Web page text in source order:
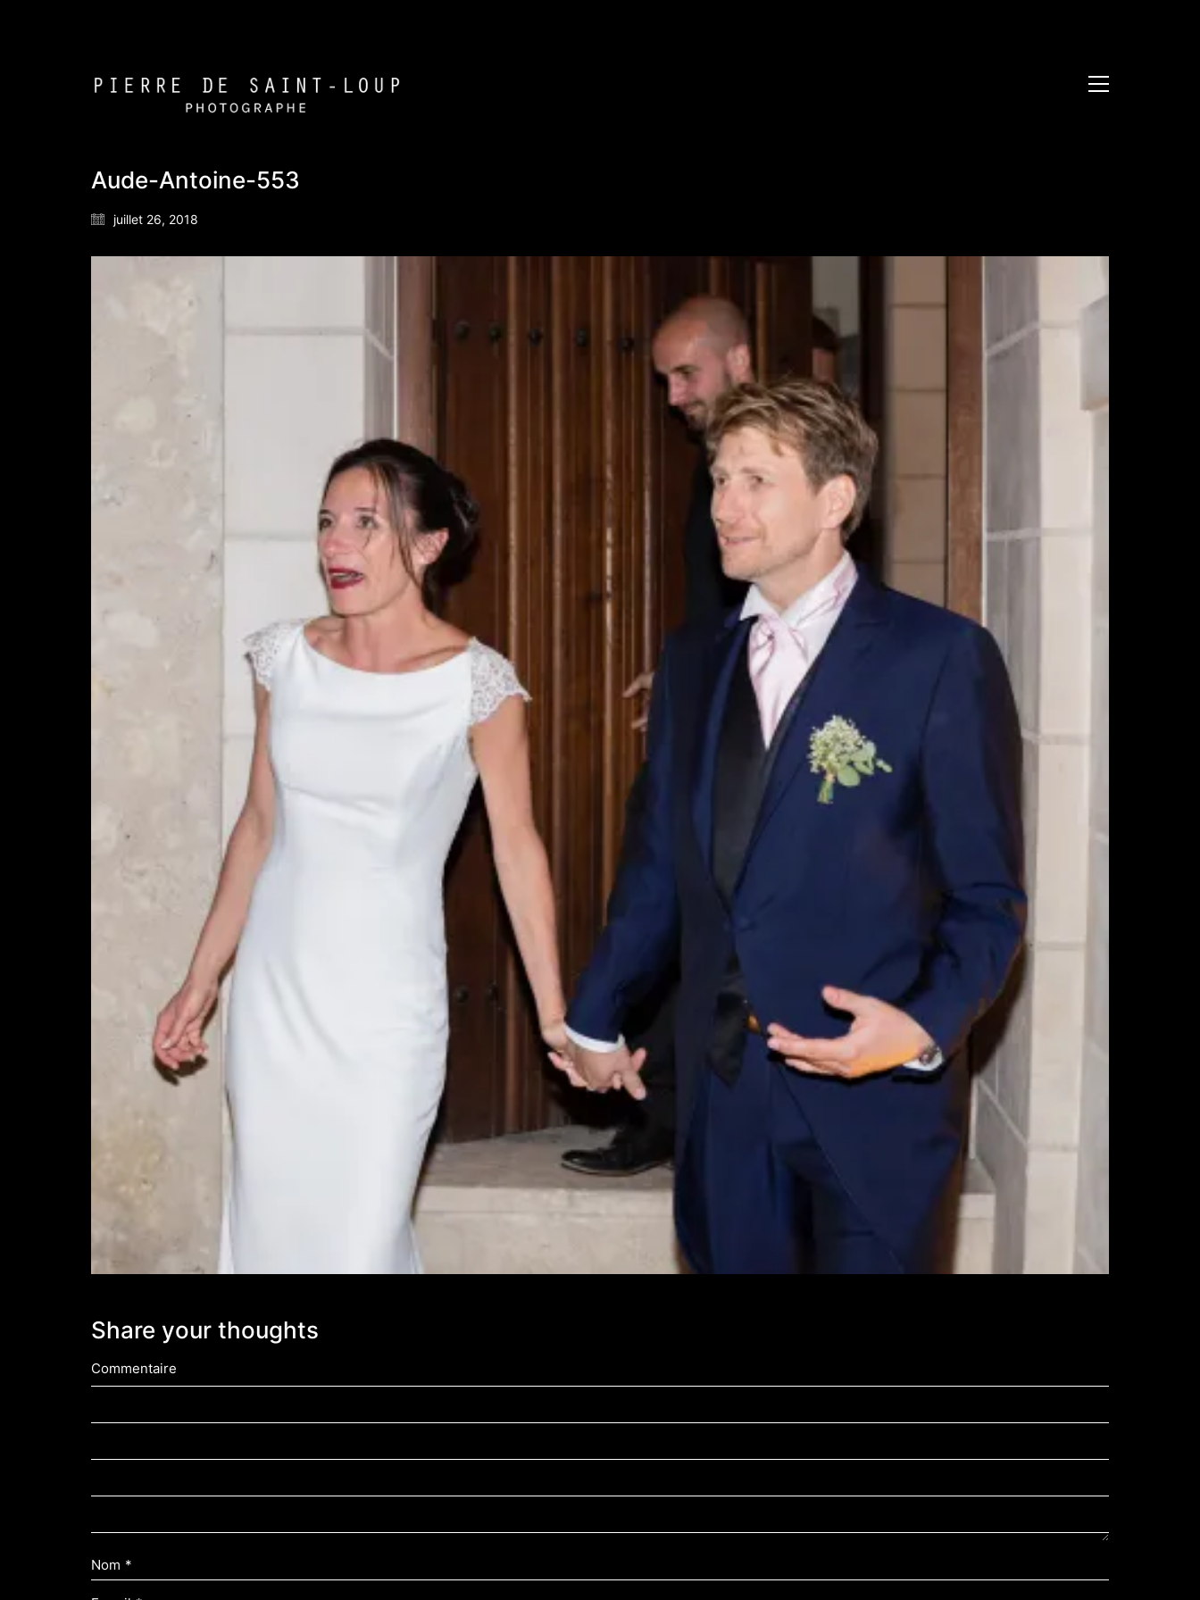
Aude-Antoine-553
juillet 26, 2018
Share your thoughts
Commentaire
Nom *